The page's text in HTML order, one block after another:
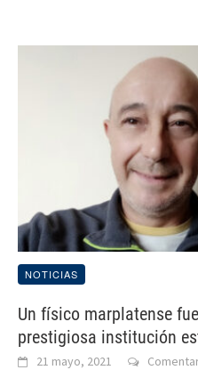
NOTICIAS
Un físico marplatense
prestigiosa institución
21 mayo, 2021